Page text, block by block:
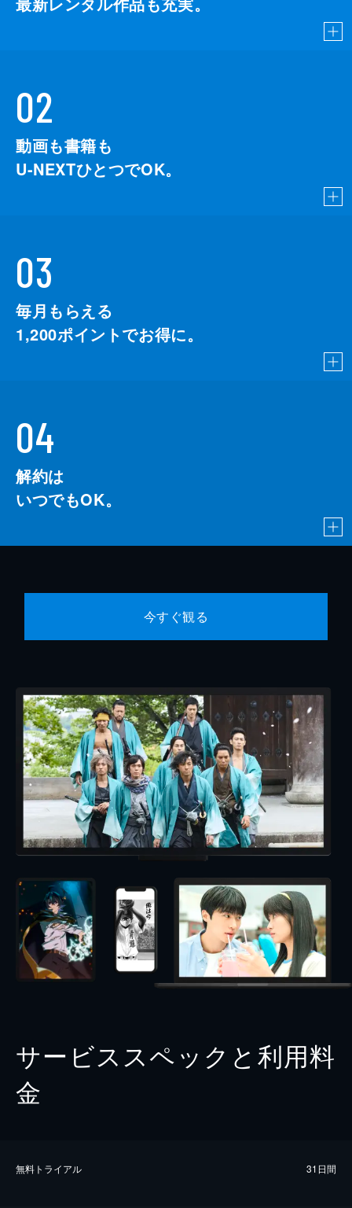
02
動画も書籍も
U-NEXTひとつでOK。
03
毎月もらえる
1,200ポイントでお得に。
04
解約は
いつでもOK。
今すぐ観る
サービススペックと利用料
金
無料トライアル 31日間